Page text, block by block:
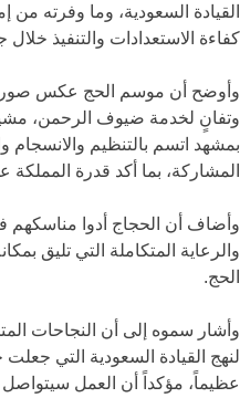
القيادة السعودية، وما وفرته
كفاءة الاستعدادات والتنفيذ
وأوضح أن موسم الحج عكس
وتفانٍ لخدمة ضيوف الرحمن،
بمشهد اتسم بالتنظيم والانسجام
المشاركة، بما أكد قدرة المملكة
وأضاف أن الحجاج أدوا مناسكهم
والرعاية المتكاملة التي تليق
الحج.
وأشار سموه إلى أن النجاحات
لنهج القيادة السعودية التي
عظيماً، مؤكداً أن العمل